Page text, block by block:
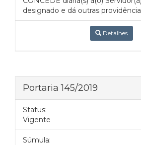
designado e dá outras
Detalhes
Portaria 145/2019
Status:
Vigente
Súmula: